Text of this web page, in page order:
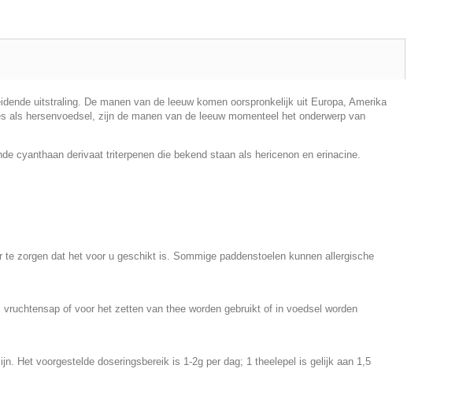
uitstraling. De manen van de leeuw komen oorspronkelijk uit Europa, Amerika
als hersenvoedsel, zijn de manen van de leeuw momenteel het onderwerp van
cyanthaan derivaat triterpenen die bekend staan als hericenon en erinacine.
zorgen dat het voor u geschikt is. Sommige paddenstoelen kunnen allergische
of voor het zetten van thee worden gebruikt of in voedsel worden
Het voorgestelde doseringsbereik is 1-2g per dag; 1 theelepel is gelijk aan 1,5